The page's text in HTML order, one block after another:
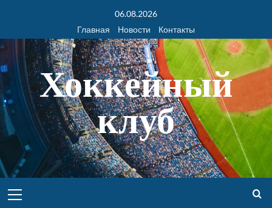
06.08.2026
Главная
Новости Контакты
Хоккейный
клуб